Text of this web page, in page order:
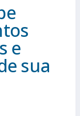
e
sua